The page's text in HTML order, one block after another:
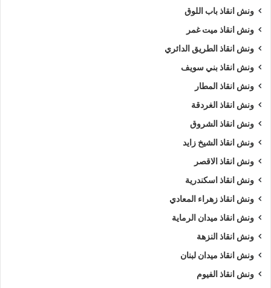
ونش انقاذ باب اللوق
ونش انقاذ ميت غمر
ونش انقاذ الطريق الدائري
ونش انقاذ بني سويف
ونش انقاذ المطار
ونش انقاذ الغردقة
ونش انقاذ الشروق
ونش انقاذ الشيخ زايد
ونش انقاذ الاقصر
ونش انقاذ اسكندرية
ونش انقاذ زهراء المعادي
ونش انقاذ ميدان الرماية
ونش انقاذ النزهة
ونش انقاذ ميدان لبنان
ونش انقاذ الفيوم